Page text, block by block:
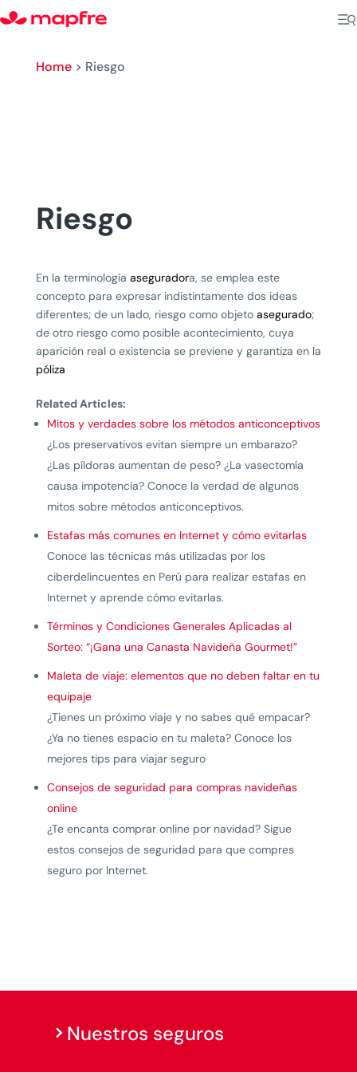
Home> Riesgo
Riesgo
En la terminología aseguradora, se emplea este
concepto para expresar indistintamente dos ideas
diferentes; de un lado, riesgo como objeto asegurado;
de otro riesgo como posible acontecimiento, cuya
aparición real o existencia se previene y garantiza en la
póliza
Related Articles:
Mitos y verdades sobre los métodos anticonceptivos
¿Los preservativos evitan siempre un embarazo?
¿Las píldoras aumentan de peso? ¿La vasectomía
causa impotencia? Conoce la verdad de algunos
mitos sobre métodos anticonceptivos.
Estafas más comunes en Internet y cómo evitarlas
Conoce las técnicas más utilizadas por los
ciberdelincuentes en Perú para realizar estafas en
Internet y aprende cómo evitarlas.
Términos y Condiciones Generales Aplicadas al
Sorteo: “¡Gana una Canasta Navideña Gourmet!”
Maleta de viaje: elementos que no deben faltar en tu
equipaje
¿Tienes un próximo viaje y no sabes qué empacar?
¿Ya no tienes espacio en tu maleta? Conoce los
mejores tips para viajar seguro
Consejos de seguridad para compras navideñas
online
¿Te encanta comprar online por navidad? Sigue
estos consejos de seguridad para que compres
seguro por Internet.
Nuestros seguros